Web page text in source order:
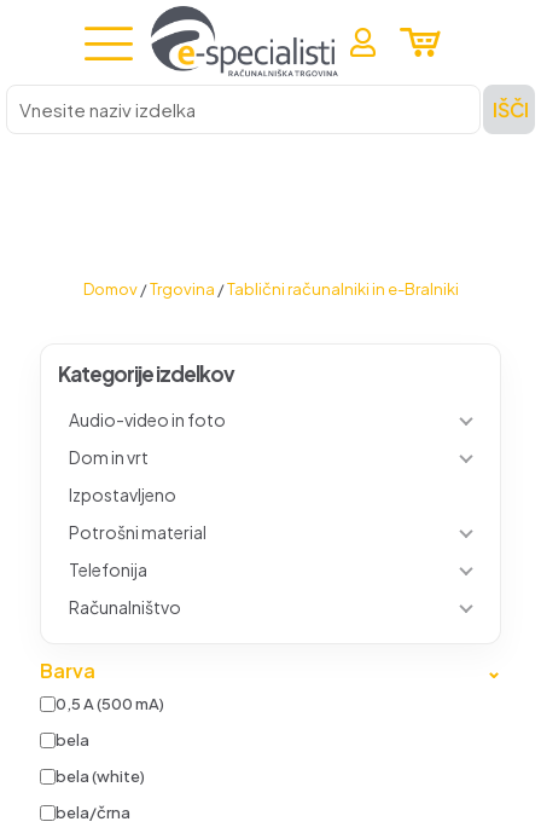
Vnesite
naziv
izdelka
IŠČI
Domov /Trgovina /Tablični računalniki in e-Bralniki
Kategorije izdelkov
Audio-video in foto
Dom in vrt
Izpostavljeno
Potrošni material
Telefonija
Računalništvo
Barva ⌄
0,5 A (500 mA)
bela
bela (white)
bela/črna